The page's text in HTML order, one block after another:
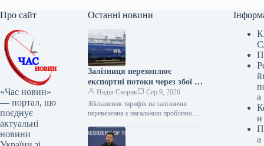
Про сайт
«Час новин»
— портал, що
поєднує
актуальні
новини
Останні новини
Залізниця перехоплює
експортні потоки через збої в
морській логістиці
Надія Скорик
Сер 9, 2026
Збільшення тарифів на залізничні
перевезення є нагальною проблемою
умовах невизначеності морських
шляхів, залізниця залишається
а
и
а